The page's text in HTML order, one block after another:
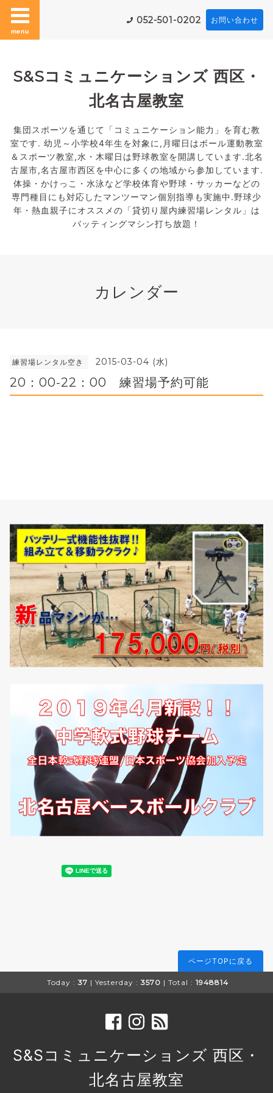
menu
052-501-0202 お問い合わせ
S&Sコミュニケーションズ 西区・
北名古屋教室
集団スポーツを通じて「コミュニケーション能力」を育む教
室です. 幼児～小学校4年生を対象に,月曜日はボール運動教室
＆スポーツ教室,水・木曜日は野球教室を開講しています.北名
古屋市,名古屋市西区を中心に多くの地域から参加しています.
体操・かけっこ・水泳など学校体育や野球・サッカーなどの
専門種目にも対応したマンツーマン個別指導も実施中.野球少
年・熱血親子にオススメの「貸切り屋内練習場レンタル」は
バッティングマシン打ち放題！
カレンダー
練習場レンタル空き 2015-03-04 (水)
20：00-22：00 練習場予約可能
ページTOPに戻る
Today : 37 | Yesterday : 3570 | Total : 1948814
S&Sコミュニケーションズ 西区・
北名古屋教室